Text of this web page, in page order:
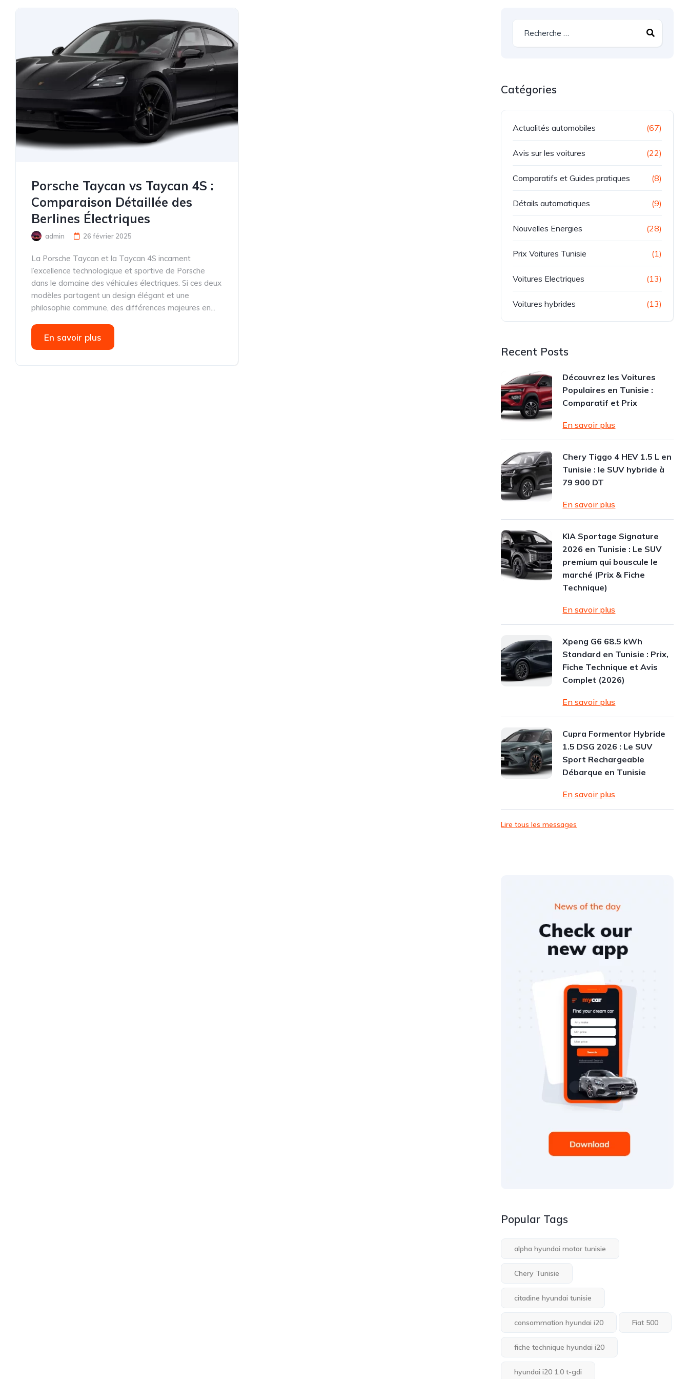
Porsche Taycan vs Taycan 4S :
Comparaison Détaillée des
Berlines Électriques
admin 26 février 2025
La Porsche Taycan et la Taycan 4S incarnent
l’excellence technologique et sportive de Porsche
dans le domaine des véhicules électriques. Si ces deux
modèles partagent un design élégant et une
philosophie commune, des différences majeures en...
En savoir plus
Catégories
Actualités automobiles (67)
Avis sur les voitures (22)
Comparatifs et Guides pratiques (8)
Détails automatiques (9)
Nouvelles Energies (28)
Prix Voitures Tunisie (1)
Voitures Electriques (13)
Voitures hybrides (13)
Recent Posts
Découvrez les Voitures
Populaires en Tunisie :
Comparatif et Prix
En savoir plus
Chery Tiggo 4 HEV 1.5 L en
Tunisie : le SUV hybride à
79 900 DT
En savoir plus
KIA Sportage Signature
2026 en Tunisie : Le SUV
premium qui bouscule le
marché (Prix & Fiche
Technique)
En savoir plus
Xpeng G6 68.5 kWh
Standard en Tunisie : Prix,
Fiche Technique et Avis
Complet (2026)
En savoir plus
Cupra Formentor Hybride
1.5 DSG 2026 : Le SUV
Sport Rechargeable
Débarque en Tunisie
En savoir plus
Lire tous les messages
Popular Tags
alpha hyundai motor tunisie
Chery Tunisie
citadine hyundai tunisie
consommation hyundai i20 Fiat 500
fiche technique hyundai i20
hyundai i20 1.0 t-gdi